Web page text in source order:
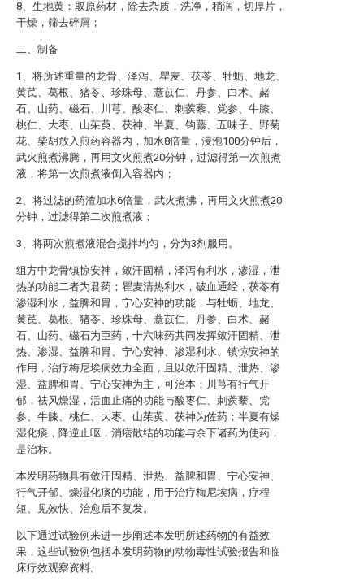
8、生地黄：取原药材，除去杂质，洗净，稍润，切厚片，
干燥，筛去碎屑；
二、制备
1、将所述重量的龙骨、泽泻、瞿麦、茯苓、牡蛎、地龙、
黄芪、葛根、猪苓、珍珠母、薏苡仁、丹参、白术、赭
石、山药、磁石、川芎、酸枣仁、刺蒺藜、党参、牛膝、
桃仁、大枣、山茱萸、茯神、半夏、钩藤、五味子、野菊
花、柴胡放入煎药容器内，加水8倍量，浸泡100分钟后，
武火煎煮沸腾，再用文火煎煮20分钟，过滤得第一次煎煮
液，将第一次煎煮液倒入容器内；
2、将过滤的药渣加水6倍量，武火煮沸，再用文火煎煮20
分钟，过滤得第二次煎煮液；
3、将两次煎煮液混合搅拌均匀，分为3剂服用。
组方中龙骨镇惊安神，敛汗固精，泽泻有利水，渗湿，泄
热的功能二者为君药；瞿麦清热利水，破血通经，茯苓有
渗湿利水，益脾和胃，宁心安神的功能，与牡蛎、地龙、
黄芪、葛根、猪苓、珍珠母、薏苡仁、丹参、白术、赭
石、山药、磁石为臣药，十六味药共同发挥敛汗固精、泄
热、渗湿、益脾和胃、宁心安神、渗湿利水、镇惊安神的
作用，治疗梅尼埃病效力全面，且以敛汗固精、泄热、渗
湿、益脾和胃、宁心安神为主，可治本；川芎有行气开
郁，祛风燥湿，活血止痛的功能与酸枣仁、刺蒺藜、党
参、牛膝、桃仁、大枣、山茱萸、茯神为佐药；半夏有燥
湿化痰，降逆止呕，消痞散结的功能与余下诸药为使药，
是治标。
本发明药物具有敛汗固精、泄热、益脾和胃、宁心安神、
行气开郁、燥湿化痰的功能，用于治疗梅尼埃病，疗程
短、见效快、治愈后不复发。
以下通过试验例来进一步阐述本发明所述药物的有益效
果，这些试验例包括本发明药物的动物毒性试验报告和临
床疗效观察资料。